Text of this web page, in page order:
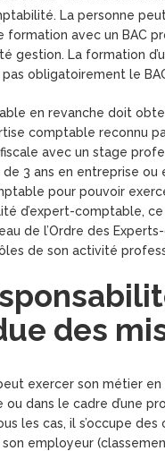
La personne
avec un BAC
gestion. La formation
obligatoirement le
en revanche doit
comptable reconnu
avec un stage
3 ans en entreprise ou
pour pouvoir
d’expert-comptable,
de l’Ordre des
de son activité
des
exercer son métier en
ou dans le cadre d’une
les cas, il s’occupe des
employeur